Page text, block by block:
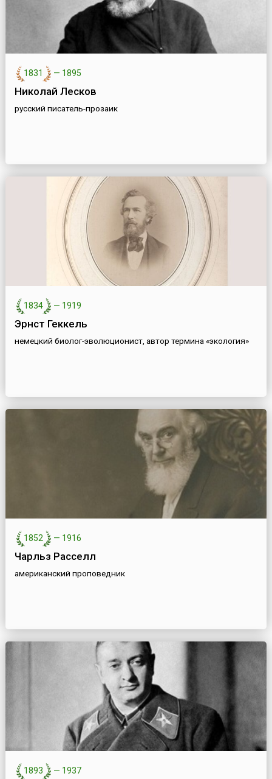
1831 — 1895
Николай Лесков
русский писатель-прозаик
1834 — 1919
Эрнст Геккель
немецкий биолог-эволюционист, автор термина «экология»
1852 — 1916
Чарльз Расселл
американский проповедник
1893 — 1937